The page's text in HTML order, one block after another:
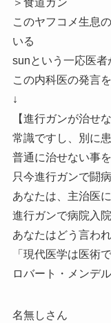
＞食道ガン
このヤフコメ生息
いる
sunという一応医者
この内科医の発言を
↓
【進行ガンが治せ
常識ですし、別に
普通に治せない事
只今進行ガンで闘
あなたは、主治医
進行ガンで病院入
あなたはどう言わ
「現代医学は医術
ロバート・メンデ
名無しさん